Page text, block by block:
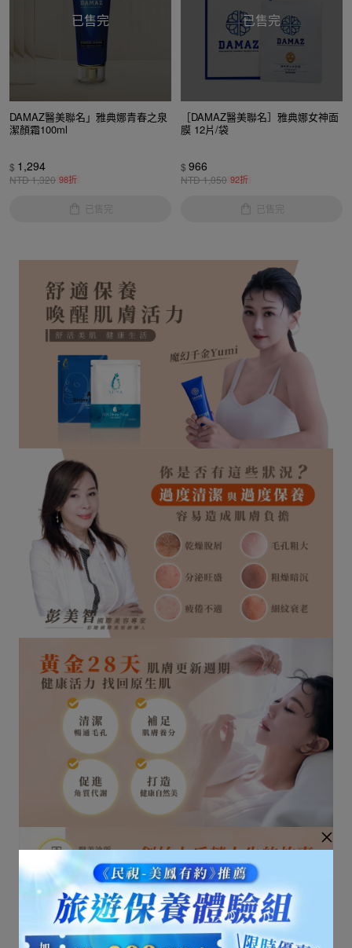
已售完
DAMAZ醫美聯名」雅典娜青春之泉
潔顏霜100ml
$ 1,294
NTD1,320 98折
已售完
［DAMAZ醫美聯名］雅典娜女神面
膜 12片/袋
$ 966
NTD1,050 92折